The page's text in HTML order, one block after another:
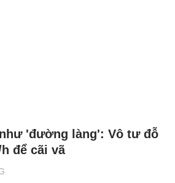
'đường làng': Vô tư đỗ
để cãi vã